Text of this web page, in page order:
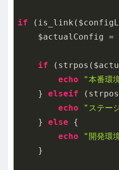
if
$actualConfig =
if
echo
"本番環
    }
elseif
echo
"ステー
    }
else {
echo
"開発環
    }